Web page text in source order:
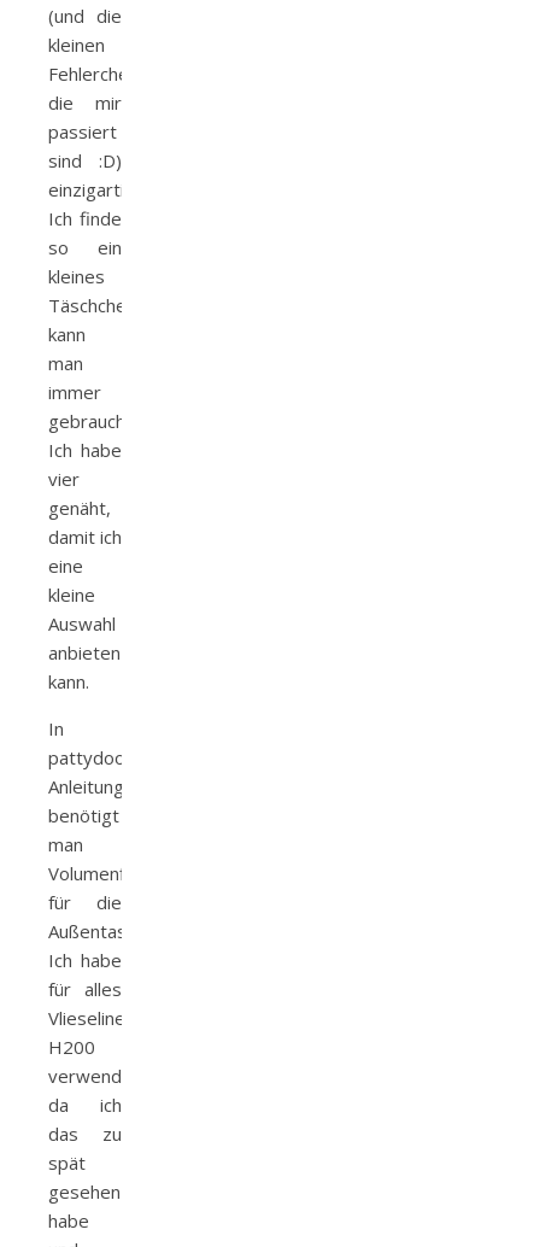
(und die
kleinen
Fehlerchen,
die mir
passiert
sind :D)
einzigartig.
Ich finde
so ein
kleines
Täschchen
kann
man
immer
gebrauchen.
Ich habe
vier
genäht,
damit ich
eine
kleine
Auswahl
anbieten
kann.
In
pattydoos
Anleitung
benötigt
man
Volumenflies
für die
Außentasche.
Ich habe
für alles
Vlieseline
H200
verwendet,
da ich
das zu
spät
gesehen
habe